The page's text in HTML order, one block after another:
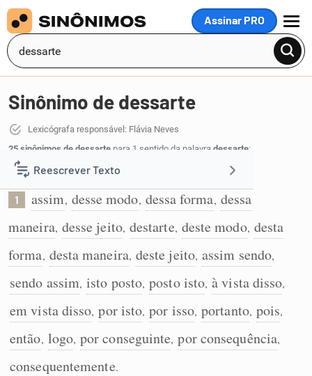
Assinar PRO
MENU
Reescrever Texto
Resumir Texto
Corrigir Texto
Detector de IA
Sinônimo de dessarte
Lexicógrafa responsável: Flávia Neves
25 sinônimos de dessarte para 1 sentido da palavra dessarte:
Indica a conclusão de uma ideia anterior:
1 assim, desse modo, dessa forma, dessa
maneira, desse jeito, destarte, deste modo, desta
forma, desta maneira, deste jeito, assim sendo,
sendo assim, isto posto, posto isto, à vista disso,
em vista disso, por isto, por isso, portanto, pois,
então, logo, por conseguinte, por consequência,
consequentemente.